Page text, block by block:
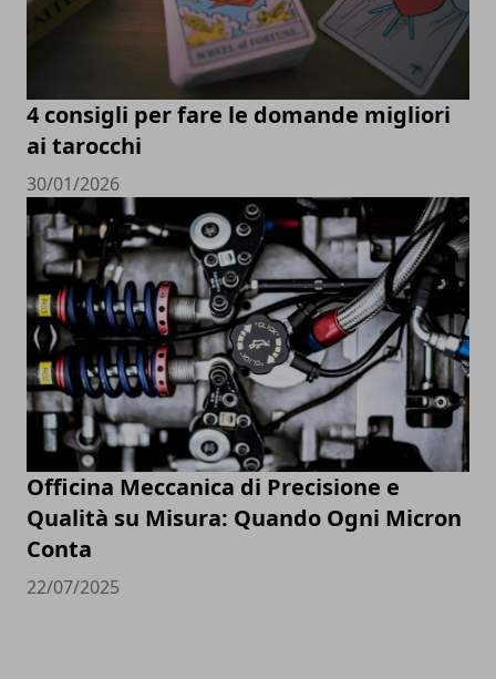
4 consigli per fare le domande migliori
ai tarocchi
30/01/2026
Officina Meccanica di Precisione e
Qualità su Misura: Quando Ogni Micron
Conta
22/07/2025